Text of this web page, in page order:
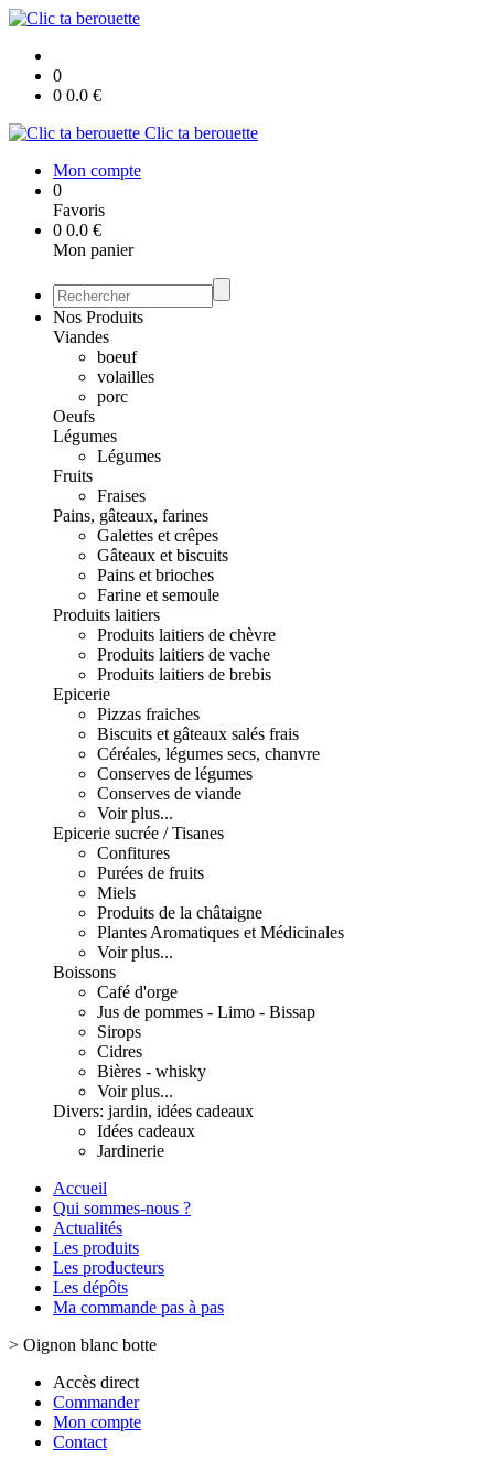
0
0 0.0 €
Clic ta berouette
Mon compte
0
Favoris
0 0.0 €
Mon panier
Nos Produits
Viandes
boeuf
volailles
porc
Oeufs
Légumes
Légumes
Fruits
Fraises
Pains, gâteaux, farines
Galettes et crêpes
Gâteaux et biscuits
Pains et brioches
Farine et semoule
Produits laitiers
Produits laitiers de chèvre
Produits laitiers de vache
Produits laitiers de brebis
Epicerie
Pizzas fraiches
Biscuits et gâteaux salés frais
Céréales, légumes secs, chanvre
Conserves de légumes
Conserves de viande
Voir plus...
Epicerie sucrée / Tisanes
Confitures
Purées de fruits
Miels
Produits de la châtaigne
Plantes Aromatiques et Médicinales
Voir plus...
Boissons
Café d'orge
Jus de pommes - Limo - Bissap
Sirops
Cidres
Bières - whisky
Voir plus...
Divers: jardin, idées cadeaux
Idées cadeaux
Jardinerie
Accueil
Qui sommes-nous ?
Actualités
Les produits
Les producteurs
Les dépôts
Ma commande pas à pas
> Oignon blanc botte
Accès direct
Commander
Mon compte
Contact